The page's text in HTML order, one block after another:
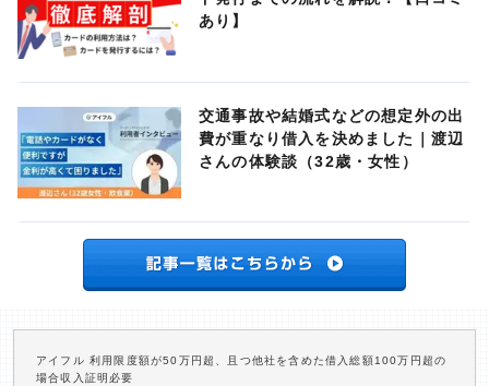
あり】
交通事故や結婚式などの想定外の出
費が重なり借入を決めました｜渡辺
さんの体験談（32歳・女性）
アイフル 利用限度額が50万円超、且つ他社を含めた借入総額100万円超の
場合収入証明必要